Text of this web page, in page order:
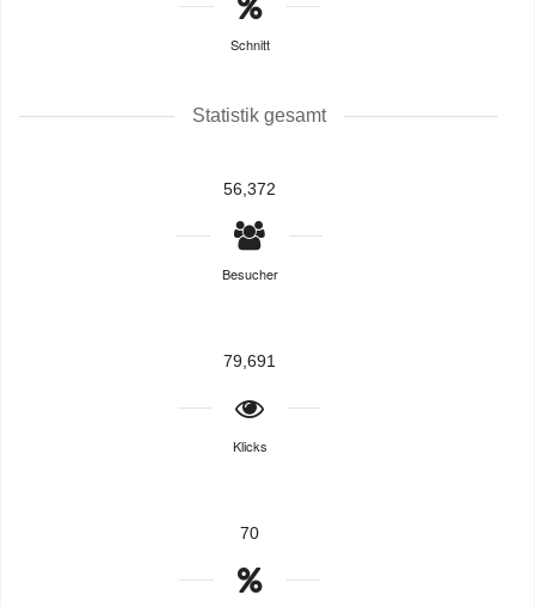
Schnitt
Statistik gesamt
56,372
Besucher
79,691
Klicks
70